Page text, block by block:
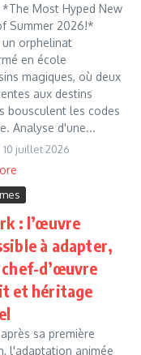
*The Most Hyped New
Summer 2026!*
orphelinat
en école
magiques, où deux
aux destins
bousculent les codes
Analyse d'une...
10 juillet 2026
: l’œuvre
à adapter,
d’œuvre
et héritage
sa première
l'adaptation animée